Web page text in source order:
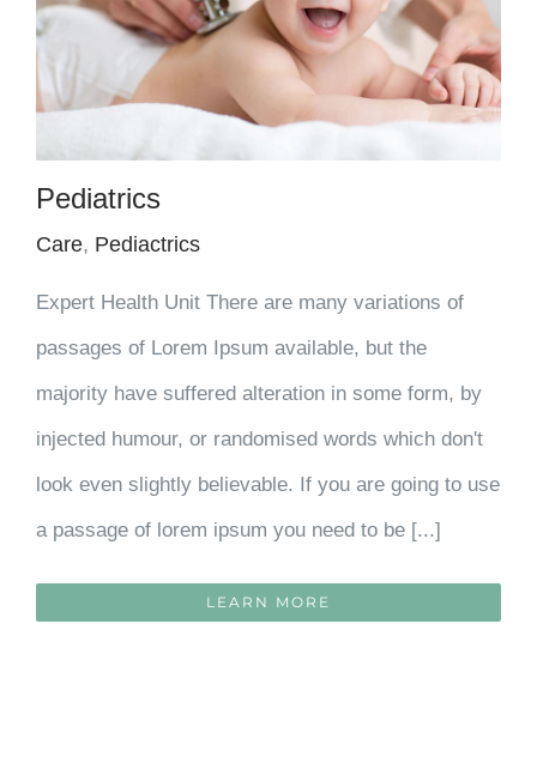
Pediatrics
Care, Pediactrics
Expert Health Unit There are many variations of
passages of Lorem Ipsum available, but the
majority have suffered alteration in some form, by
injected humour, or randomised words which don't
look even slightly believable. If you are going to use
a passage of lorem ipsum you need to be [...]
LEARN MORE